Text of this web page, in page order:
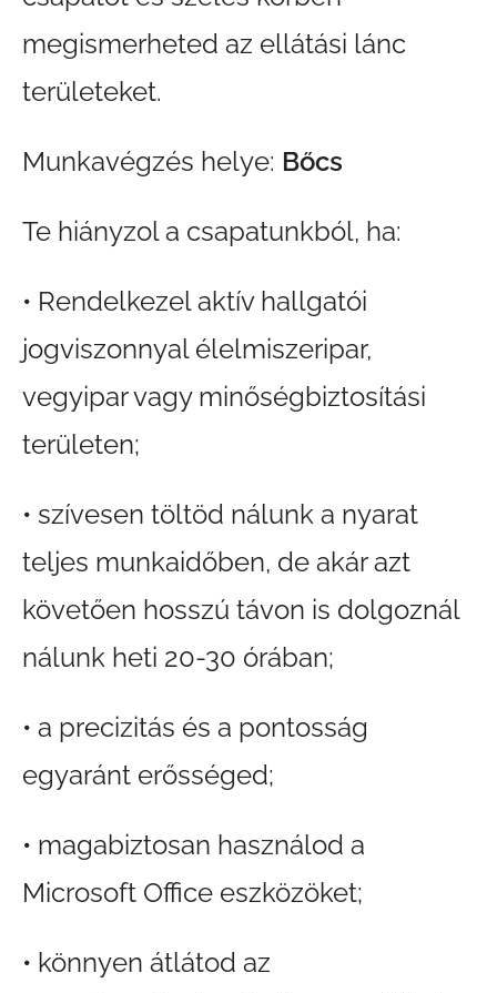
megismerheted az ellátási lánc
területeket.
Munkavégzés helye: Bőcs
Te hiányzol a csapatunkból, ha:
• Rendelkezel aktív hallgatói
jogviszonnyal élelmiszeripar,
vegyipar vagy minőségbiztosítási
területen;
• szívesen töltöd nálunk a nyarat
teljes munkaidőben, de akár azt
követően hosszú távon is dolgoznál
nálunk heti 20-30 órában;
• a precizitás és a pontosság
egyaránt erősséged;
• magabiztosan használod a
Microsoft Office eszközöket;
• könnyen átlátod az